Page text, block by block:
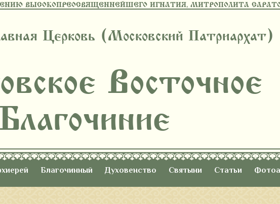
ВЫСОКОПРЕОСВЯЩЕННЕЙШЕГО ИГНАТИЯ, МИТРОПОЛИТА
Церковь (Московский Патриархат)
Восточное
Благочиние
Благочинный Духовенство Святыни Статьи